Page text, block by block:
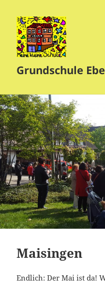
Grundschule
Maisingen
Endlich: Der Mai ist da!